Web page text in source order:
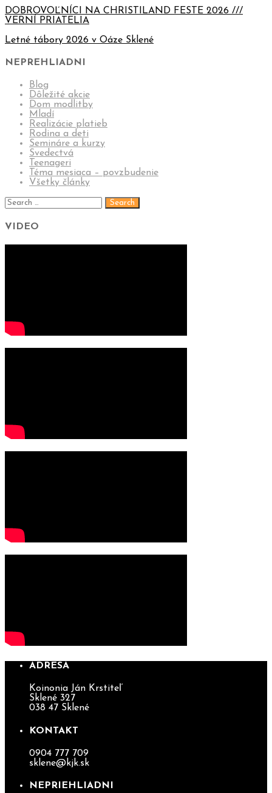
DOBROVOĽNÍCI NA CHRISTILAND FESTE 2026 ///
VERNÍ PRIATELIA
Letné tábory 2026 v Oáze Sklené
NEPREHLIADNI
Blog
Dôležité akcie
Dom modlitby
Mladí
Realizácie platieb
Rodina a deti
Semináre a kurzy
Svedectvá
Teenageri
Téma mesiaca – povzbudenie
Všetky články
VIDEO
ADRESA
Koinonia Ján Krstiteľ
Sklené 327
038 47 Sklené
KONTAKT
0904 777 709
sklene@kjk.sk
NEPRIEHLIADNI